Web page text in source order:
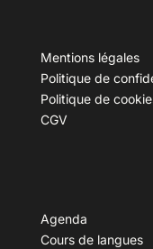
Mentions légales
Politique de
Politique de
CGV
Agenda
Cours de langues